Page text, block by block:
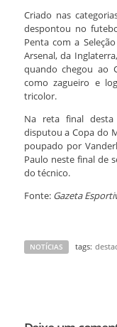
Criado nas
despontou no
Penta com a
Arsenal, da
quando chegou ao
como zagueiro e
tricolor.
Na reta final
disputou a Copa do
poupado por
Paulo neste final de
do técnico.
Fonte:Gazeta
NOTÍCIAS tags: